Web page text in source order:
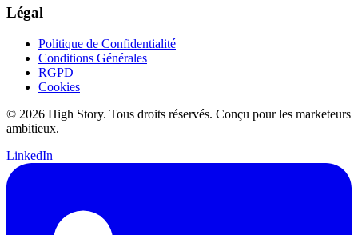
Légal
Politique de Confidentialité
Conditions Générales
RGPD
Cookies
© 2026 High Story. Tous droits réservés. Conçu pour les marketeurs
ambitieux.
LinkedIn